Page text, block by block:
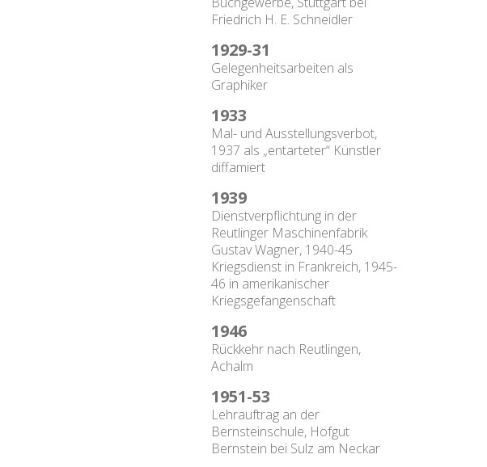
Friedrich H. E. Schneidler
1929-31
Gelegenheitsarbeiten als
Graphiker
1933
Mal- und Ausstellungsverbot,
1937 als „entarteter“ Künstler
diffamiert
1939
Dienstverpflichtung in der
Reutlinger Maschinenfabrik
Gustav Wagner, 1940-45
Kriegsdienst in Frankreich, 1945-
46 in amerikanischer
Kriegsgefangenschaft
1946
Rückkehr nach Reutlingen,
Achalm
1951-53
Lehrauftrag an der
Bernsteinschule, Hofgut
Bernstein bei Sulz am Neckar